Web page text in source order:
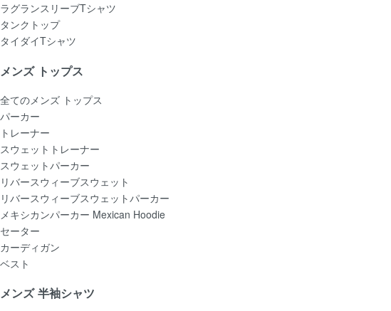
ラグランスリーブTシャツ
タンクトップ
タイダイTシャツ
メンズ トップス
全てのメンズ トップス
パーカー
トレーナー
スウェットトレーナー
スウェットパーカー
リバースウィーブスウェット
リバースウィーブスウェットパーカー
メキシカンパーカー Mexican Hoodie
セーター
カーディガン
ベスト
メンズ 半袖シャツ